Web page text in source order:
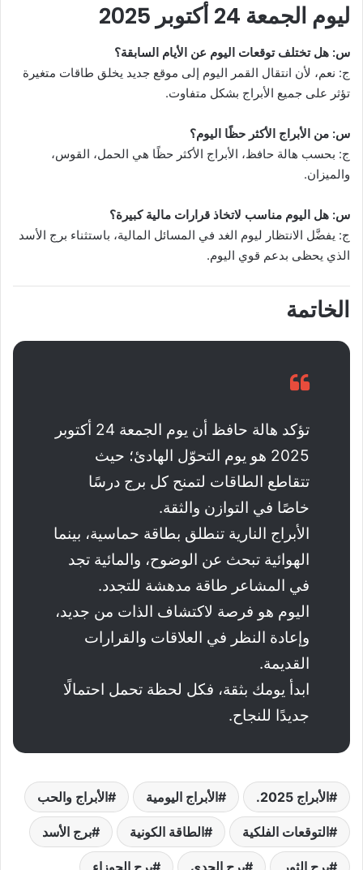
ليوم الجمعة 24 أكتوبر 2025
س: هل تختلف توقعات اليوم عن الأيام السابقة؟
ج: نعم، لأن انتقال القمر اليوم إلى موقع جديد يخلق طاقات متغيرة
تؤثر على جميع الأبراج بشكل متفاوت.
س: من الأبراج الأكثر حظًا اليوم؟
ج: بحسب هالة حافظ، الأبراج الأكثر حظًا هي الحمل، القوس،
والميزان.
س: هل اليوم مناسب لاتخاذ قرارات مالية كبيرة؟
ج: يفضَّل الانتظار ليوم الغد في المسائل المالية، باستثناء برج الأسد
الذي يحظى بدعم قوي اليوم.
الخاتمة
تؤكد هالة حافظ أن يوم الجمعة 24 أكتوبر
2025 هو يوم التحوّل الهادئ؛ حيث
تتقاطع الطاقات لتمنح كل برج درسًا
خاصًا في التوازن والثقة.
الأبراج النارية تنطلق بطاقة حماسية، بينما
الهوائية تبحث عن الوضوح، والمائية تجد
في المشاعر طاقة مدهشة للتجدد.
اليوم هو فرصة لاكتشاف الذات من جديد،
وإعادة النظر في العلاقات والقرارات
القديمة.
ابدأ يومك بثقة، فكل لحظة تحمل احتمالًا
جديدًا للنجاح.
الأبراج 2025. الأبراج اليومية الأبراج والحب
التوقعات الفلكية الطاقة الكونية برج الأسد
برج الثور برج الجدي برج الجوزاء